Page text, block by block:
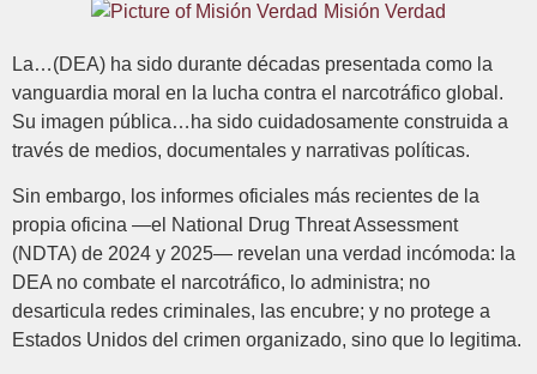
Misión Verdad
La…(DEA) ha sido durante décadas presentada como la
vanguardia moral en la lucha contra el narcotráfico global.
Su imagen pública…ha sido cuidadosamente construida a
través de medios, documentales y narrativas políticas.
Sin embargo, los informes oficiales más recientes de la
propia oficina —el National Drug Threat Assessment
(NDTA) de 2024 y 2025— revelan una verdad incómoda: la
DEA no combate el narcotráfico, lo administra; no
desarticula redes criminales, las encubre; y no protege a
Estados Unidos del crimen organizado, sino que lo legitima.